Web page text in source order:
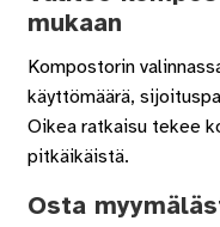
mukaan
Kompostorin
käyttömäärä,
Oikea ratkaisu tekee
pitkäikäistä.
Osta